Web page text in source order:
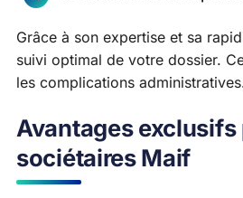
Grâce à son expertise et sa
suivi optimal de votre dossier.
les complications
Avantages exclusifs
sociétaires Maif